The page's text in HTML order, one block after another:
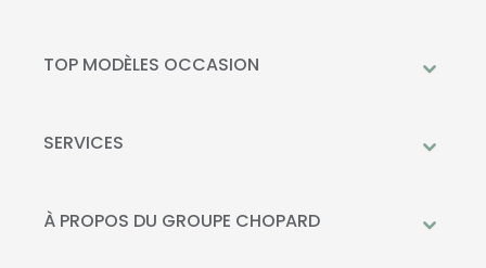
Mercedes-Benz
Kia
TOP MODÈLES OCCASION
Peugeot 208
SERVICES
Livraison à domicile
À PROPOS DU GROUPE CHOPARD